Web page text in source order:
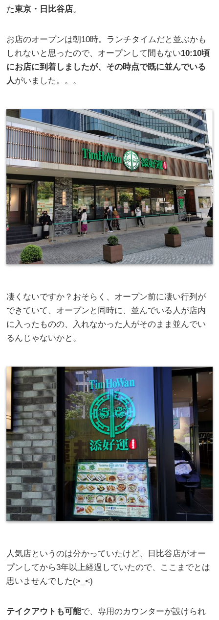
た東京・日比谷店。
お店のオープンは朝10時。ランチタイムだと並ぶかも
しれないと思ったので、オープンして間もない10:10頃
にお店に到着しましたが、その時点で既に並んでいる
人がいました。。。
凄くないですか？おそらく、オープン前に凄い行列が
できていて、オープンと同時に、並んでいる人が店内
に入ったものの、入れなかった人がそのまま並んでい
るんじゃないかと。
人気店というのは分かっていたけど、日比谷店がオー
プンしてから3年以上経過していたので、ここまでとは
思いませんでした(>_<)
テイクアウトも可能で、専用のカウンターが設けられ